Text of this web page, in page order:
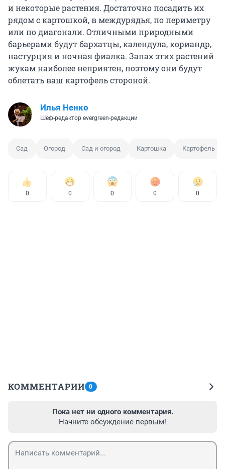
и некоторые растения. Достаточно посадить их
рядом с картошкой, в междурядья, по периметру
или по диагонали. Отличными природными
барьерами будут бархатцы, календула, кориандр,
настурция и ночная фиалка. Запах этих растений
жукам наиболее неприятен, поэтому они будут
облетать ваш картофель стороной.
Илья Ненко
Шеф-редактор evergreen-редакции
Сад Огород Сад и огород Картошка Картофель
0 0 0 0 0
КОММЕНТАРИИ 0
Пока нет ни одного комментария.
Начните обсуждение первым!